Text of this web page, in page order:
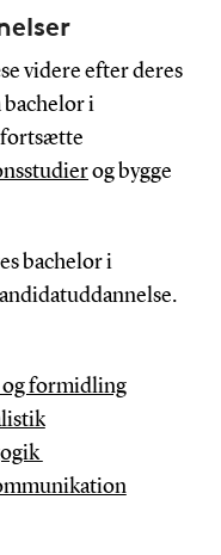
videre efter deres
bachelor i
fortsætte
og bygge
bachelor i
formidling